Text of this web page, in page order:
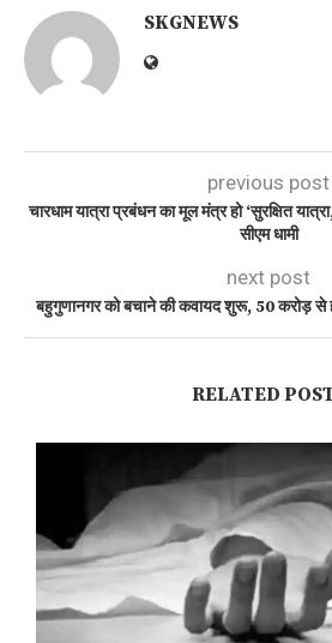
SKGNEWS
previous post
चारधाम यात्रा प्रबंधन का मूल मंत्र हो ‘सुरक्षित
सीएम धामी
next post
बहुगुणानगर को बचाने की कवायद शुरू, 50 करोड़ से
RELATED